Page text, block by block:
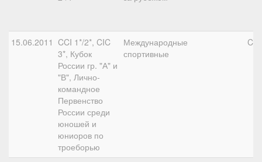
15.06.2011 CCI 1*/2*, CIC
3*, Кубок
России гр. "А" и
"В", Лично-
командное
Первенство
России среди
юношей и
юниоров по
троеборью
Международные
спортивные